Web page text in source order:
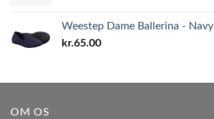
Weestep Dame Ballerina - Navy
kr.65.00
OM OS